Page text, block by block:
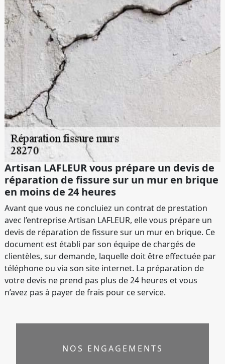
Artisan LAFLEUR vous prépare un devis de
réparation de fissure sur un mur en brique
en moins de 24 heures
Avant que vous ne concluiez un contrat de prestation
avec l’entreprise Artisan LAFLEUR, elle vous prépare un
devis de réparation de fissure sur un mur en brique. Ce
document est établi par son équipe de chargés de
clientèles, sur demande, laquelle doit être effectuée par
téléphone ou via son site internet. La préparation de
votre devis ne prend pas plus de 24 heures et vous
n’avez pas à payer de frais pour ce service.
NOS ENGAGEMENTS